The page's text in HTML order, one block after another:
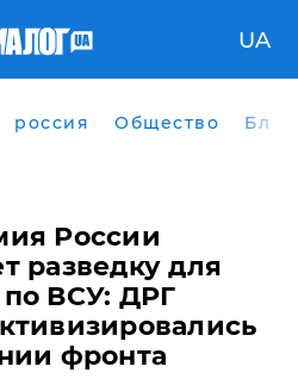
UA
россия Общество
России
разведку для
ВСУ: ДРГ
фронта